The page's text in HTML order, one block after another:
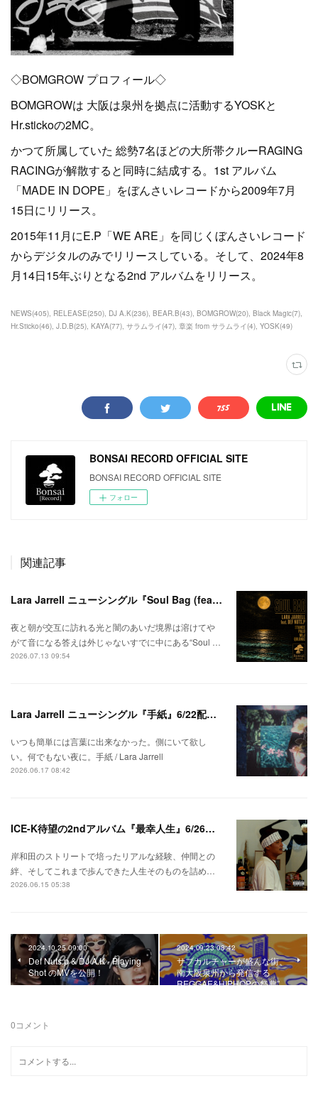
◇BOMGROW プロフィール◇
BOMGROWは 大阪は泉州を拠点に活動するYOSKと
Hr.stickoの2MC。
かつて所属していた 総勢7名ほどの大所帯クルーRAGING
RACINGが解散すると同時に結成する。1st アルバム
「MADE IN DOPE」をぼんさいレコードから2009年7月
15日にリリース。
2015年11月にE.P「WE ARE」を同じくぼんさいレコード
からデジタルのみでリリースしている。そして、2024年8
月14日15年ぶりとなる2nd アルバムをリリース。
NEWS(405) RELEASE(250) DJ A.K(236) BEAR.B(43) BOMGROW(20) Black Magic(7)
Hr.Sticko(46) J.D.B(25) KAYA(77) サラムライ(47) 章楽 from サラムライ(4) YOSK(49)
BONSAI RECORD OFFICIAL SITE
BONSAI RECORD OFFICIAL SITE
フォロー
関連記事
Lara Jarrell ニューシングル『Soul Bag (feat. Def Nuts.p)』配信スタート！
夜と朝が交互に訪れる光と闇のあいだ境界は溶けてや
がて音になる答えは外じゃないすでに中にある“Soul …
2026.07.13 09:54
Lara Jarrell ニューシングル『手紙』6/22配信スタート！
いつも簡単には言葉に出来なかった。側にいて欲し
い。何でもない夜に。手紙 / Lara Jarrell
2026.06.17 08:42
ICE-K待望の2ndアルバム『最幸人生』6/26リリース！
岸和田のストリートで培ったリアルな経験、仲間との
絆、そしてこれまで歩んできた人生そのものを詰め…
2026.06.15 05:38
2024.10.25 09:00
Def Nuts.p & DJ A.K - Playing
Shot のMVを公開！
2024.09.23 08:42
サブカルチャーが盛んな街、
南大阪泉州から発信する
REGGAE&HIPHOPの祭典”…
0コメント